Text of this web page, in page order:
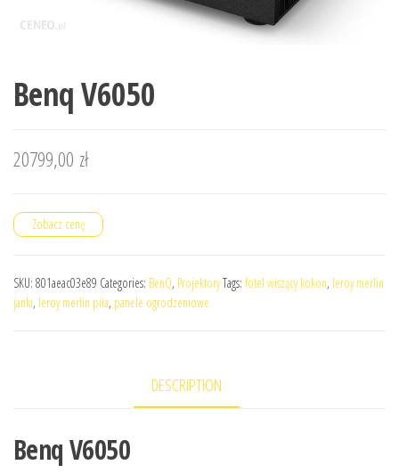
Benq V6050
20799,00 zł
Zobacz cenę
SKU: 801aeac03e89 Categories: BenQ, ProjektoryTags: fotel wiszący kokon, leroy merlin
janki, leroy merlin piła, panele ogrodzeniowe
DESCRIPTION
Benq V6050